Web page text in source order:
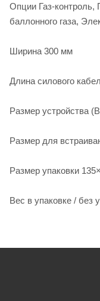
Опции Газ-контроль,
баллонного газа,
Ширина 300 мм
Длина силового
Размер устройства
Размер для
Размер упаковки
Вес в упаковке / без